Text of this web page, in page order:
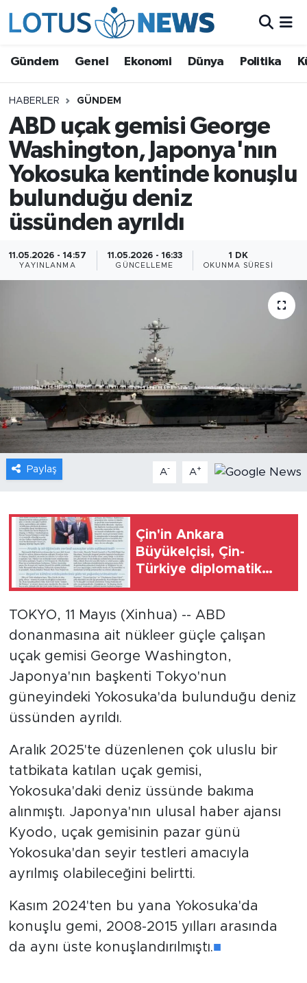
Gündem Genel Ekonomi Dünya Politika
HABERLER GÜNDEM
ABD uçak gemisi George
Washington, Japonya'nın
Yokosuka kentinde konuşlu
bulunduğu deniz
üssünden ayrıldı
11.05.2026 - 14:57
YAYINLANMA
11.05.2026 - 16:33
GÜNCELLEME
1 DK
OKUNMA SÜRESI
Paylaş A- A+
Çin'in Ankara
Büyükelçisi, Çin-
Türkiye diplomatik
makale yayımladı
TOKYO, 11 Mayıs (Xinhua) -- ABD
donanmasına ait nükleer güçle çalışan
uçak gemisi George Washington,
Japonya'nın başkenti Tokyo'nun
güneyindeki Yokosuka'da bulunduğu deniz
üssünden ayrıldı.
Aralık 2025'te düzenlenen çok uluslu bir
tatbikata katılan uçak gemisi,
Yokosuka'daki deniz üssünde bakıma
alınmıştı. Japonya'nın ulusal haber ajansı
Kyodo, uçak gemisinin pazar günü
Yokosuka'dan seyir testleri amacıyla
ayrılmış olabileceğini belirtti.
Kasım 2024'ten bu yana Yokosuka'da
konuşlu gemi, 2008-2015 yılları arasında
da aynı üste konuşlandırılmıştı.■
Ekonomi
Dünya
Politika
Kültür - Sanat ve Tarih
Yaşam
Bilim ve Teknoloji
Video
Sağlık
Foto Haber
Xinhua
Seyahat